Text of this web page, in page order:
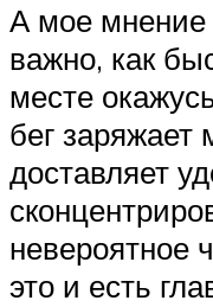
А мое мнение
важно, как
месте
бег заряжает
доставляет
невероятное
это и есть